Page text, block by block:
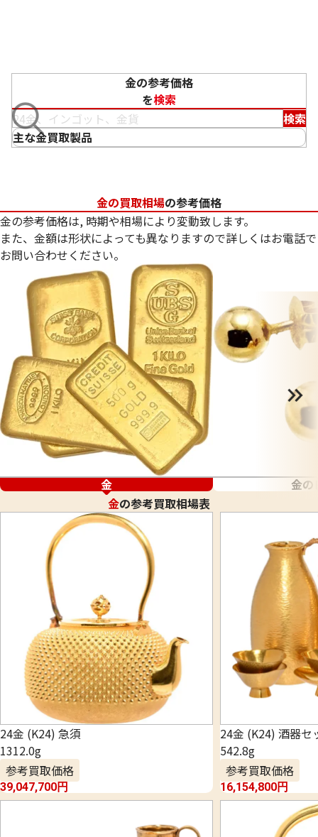
金の参考価格
を検索
検索
主な金買取製品
金の買取相場の参考価格
金の参考価格は, 時期や相場により変動致します。
また、金額は形状によっても異なりますので詳しくはお電話で
お問い合わせください。
金
金の
金の参考買取相場表
24金 (K24) 急須
1312.0g
参考買取価格
39,047,700円
24金 (K24) 酒器セ
542.8g
参考買取価格
16,154,800円